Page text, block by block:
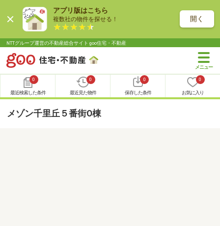
アプリ版はこちら
複数社の物件を探せる！ 開く
NTTグループ運営の不動産総合サイト goo住宅・不動産
0
最近検索した条件
0
最近見た物件
0
保存した条件
0
お気に入り
メゾン千里丘５番街O棟